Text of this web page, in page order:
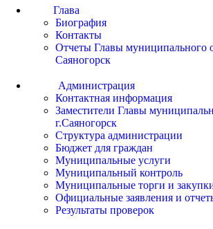
Глава
Биография
Контакты
Отчеты Главы муниципального
Саяногорск
Администрация
Контактная информация
Заместители Главы
г.Саяногорск
Структура администрации
Бюджет для граждан
Муниципальные услуги
Муниципальный контроль
Муниципальные торги и
Официальные заявления и
Результаты проверок